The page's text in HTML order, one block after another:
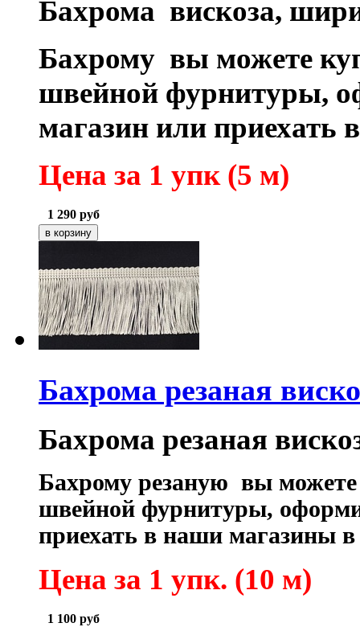
Бахрома вискоза,
Бахрому вы можете
швейной фурнитуры,
магазин или
Цена за 1 упк (5 м)
1 290 руб
Бахрома резаная
Бахрома резаная
Бахрому резаную вы
швейной фурнитуры,
приехать в наши магазины
Цена за 1 упк. (10 м)
1 100 руб